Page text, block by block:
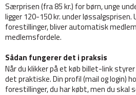
Særprisen (fra 85 kr.) for børn, unge
ligger 120-150 kr. under løssalgsprisen.
forestillinger, bliver automatisk
medlemsfordele.
Sådan fungerer det i praksis
Når du klikker på et køb billet-link
det praktiske. Din profil (mail og login)
forestillinger, du har købt, men du skal